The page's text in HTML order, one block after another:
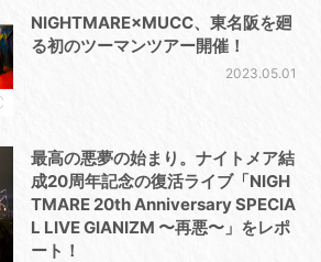
NIGHTMARE×MUCC、東名阪を廻
る初のツーマンツアー開催！
2023.05.01
最高の悪夢の始まり。ナイトメア結
成20周年記念の復活ライブ「NIGH
TMARE 20th Anniversary SPECIA
L LIVE GIANIZM 〜再悪〜」をレポ
ート！